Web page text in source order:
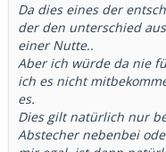
Da dies eines der
der den unterschied
einer Nutte..
Aber ich würde da nie
ich es nicht
es.
Dies gilt natürlich nur
Abstecher nebenbei